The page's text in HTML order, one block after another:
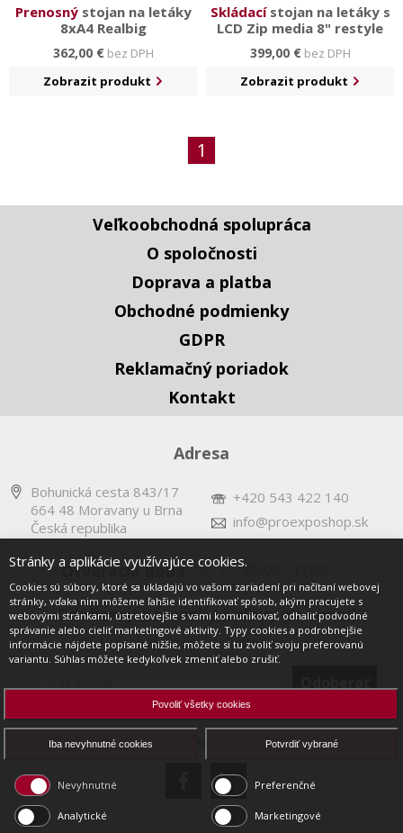
Prenosnýstojan na letáky
8xA4 Realbig
362,00 €bez DPH
Zobrazit produkt
Skládacístojan na letáky s
LCD Zip media 8" restyle
399,00 €bez DPH
Zobrazit produkt
1
Veľkoobchodná spolupráca
O spoločnosti
Doprava a platba
Obchodné podmienky
GDPR
Reklamačný poriadok
Kontakt
Adresa
Bohunická cesta 843/17
664 48 Moravany u Brna
Česká republika
+420 543 422 140
info@proexposhop.sk
Otváracia doba Po - Pi : 08:00 - 17:00
Odoberajte novinky a zľavy na e-mail
Nenechajte si ujsť exkluzívne ponuky
page.footer.socialLinks
Stránky a aplikácie využívajúce cookies.
Cookies sú súbory, ktoré sa ukladajú vo vašom zariadení pri načítaní webovej
stránky, vďaka nim môžeme ľahšie identifikovať spôsob, akým pracujete s
webovými stránkami, ústretovejšie s vami komunikovať, odhaliť podvodné
správanie alebo cieliť marketingové aktivity. Typy cookies a podrobnejšie
informácie nájdete popísané nižšie, môžete si tu zvoliť svoju preferovanú
variantu. Súhlas môžete kedykoľvek zmeniť alebo zrušiť.
Iba nevyhnutné cookies Potvrdiť vybrané
Povoliť všetky cookies
Nevyhnutné Preferenčné
Analytické Marketingové